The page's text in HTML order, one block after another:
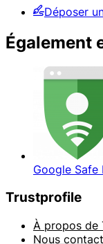
Déposer
Également
Google Safe
Trustprofile
À propos de
Nous